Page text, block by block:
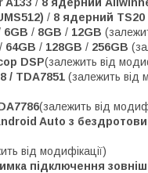
/ 8 ядерний TS20
6GB / 8GB / 12GB
/ 64GB / 128GB / 256GB
DSP(залежить від
/ TDA7851 (залежить від
(залежить від
Auto з
від модифікації)
підключення